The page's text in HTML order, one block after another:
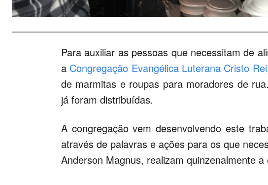
Para auxiliar as pessoas que necessitam de
a Congregação Evangélica Luterana Cristo
de marmitas e roupas para moradores de
já foram distribuídas.
A congregação vem desenvolvendo este
através de palavras e ações para os que
Anderson Magnus, realizam quinzenalmente